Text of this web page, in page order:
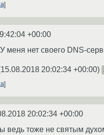
+00:00
меня нет своего DNS-
15.08.2018 20:02:34 +00:00)
20:02:34 +00:00
ведь тоже не святым